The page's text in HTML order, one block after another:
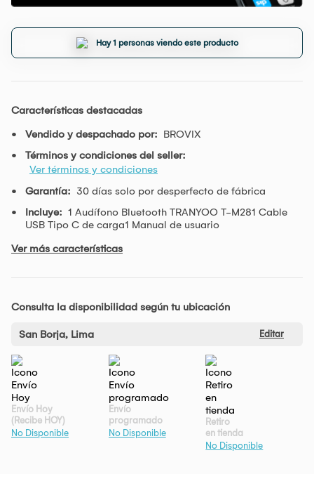
Hay 1 personas viendo este producto
Características destacadas
Vendido y despachado por: BROVIX
Términos y condiciones del seller:
Ver términos y condiciones
Garantía: 30 días solo por desperfecto de fábrica
Incluye: 1 Audífono Bluetooth TRANYOO T-M281 Cable
USB Tipo C de carga1 Manual de usuario
Ver más características
Consulta la disponibilidad según tu ubicación
San Borja, Lima Editar
Envío Hoy
(Recibe HOY)
No Disponible
Envío
programado
No Disponible
Retiro
en tienda
No Disponible